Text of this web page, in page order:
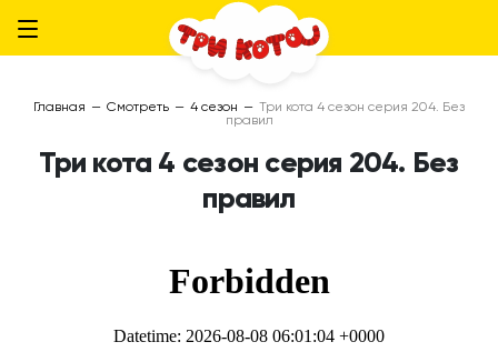
Главная — Смотреть — 4 сезон — Три кота 4 сезон серия 204. Без
правил
Три кота 4 сезон серия 204. Без
правил